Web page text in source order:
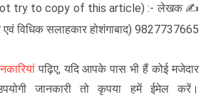
try to copy of this article):- लेखक ✍️
विधिक सलाहकार होशंगाबाद) 9827737665
पढ़िए, यदि आपके पास भी हैं कोई मजेदार
जानकारी तो कृपया हमें ईमेल करें।